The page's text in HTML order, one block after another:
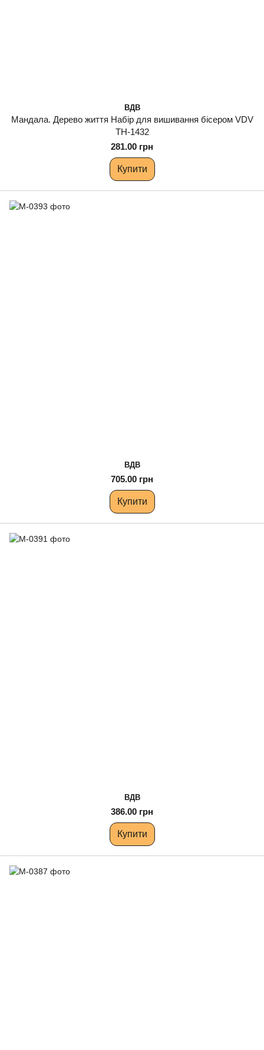
ВДВ
Мандала. Дерево життя Набір для вишивання бісером VDV
ТН-1432
281.00 грн
Купити
ВДВ
705.00 грн
Купити
ВДВ
386.00 грн
Купити